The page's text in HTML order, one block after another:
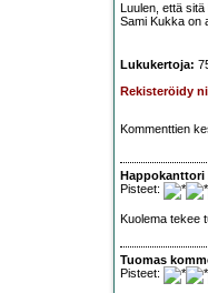
Luulen, että
Sami Kukka on
Lukukertoja:
Rekisteröidy
Kommenttien
Happokanttori
Pisteet:
Kuolema tekee
Tuomas
Pisteet: